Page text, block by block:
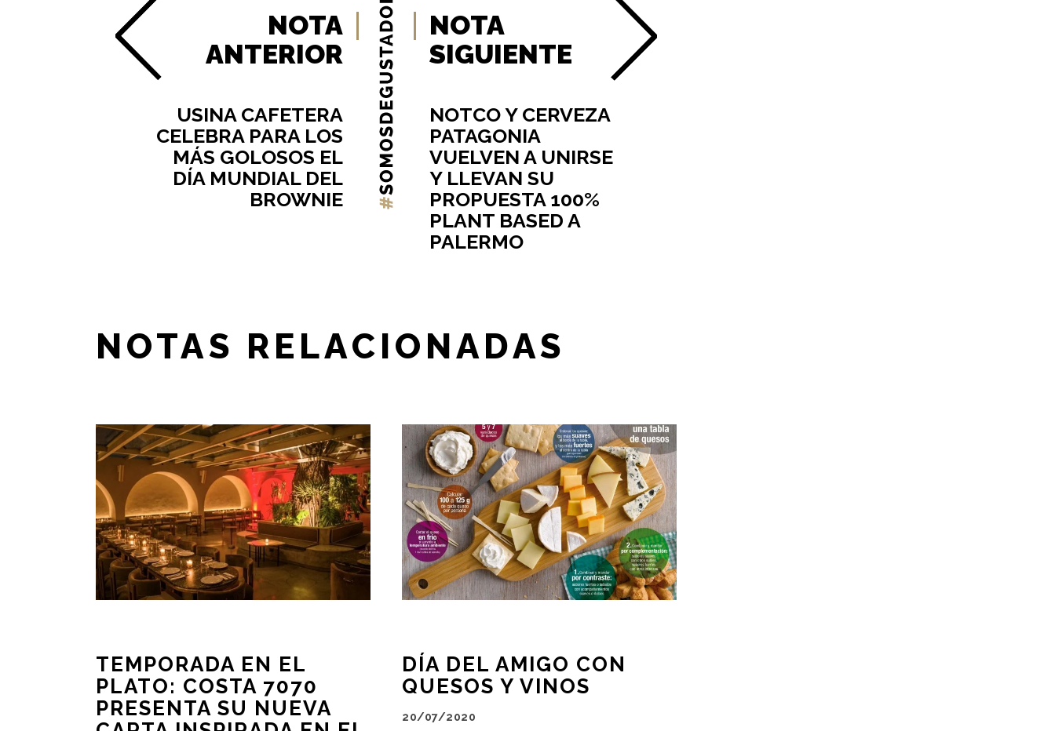
NOTA
ANTERIOR
USINA CAFETERA
CELEBRA PARA LOS
MÁS GOLOSOS EL
DÍA MUNDIAL DEL
BROWNIE
NOTA
SIGUIENTE
NOTCO Y CERVEZA
PATAGONIA
VUELVEN A UNIRSE
Y LLEVAN SU
PROPUESTA 100%
PLANT BASED A
PALERMO
NOTAS RELACIONADAS
TEMPORADA EN EL
PLATO: COSTA 7070
PRESENTA SU NUEVA
DÍA DEL AMIGO CON
QUESOS Y VINOS
20/07/2020